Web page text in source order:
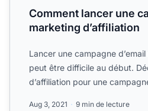
Comment lancer une
marketing d’affiliation
Lancer une campagne
peut être difficile au début.
d’affiliation pour une
Aug 3, 2021 9 min de lecture